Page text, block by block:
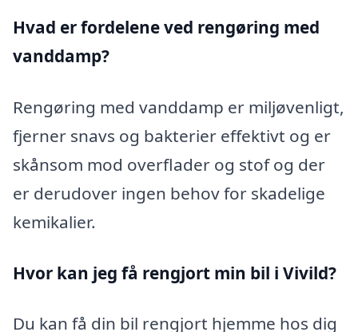
Hvad er fordelene ved rengøring med
vanddamp?
Rengøring med vanddamp er miljøvenligt,
fjerner snavs og bakterier effektivt og er
skånsom mod overflader og stof og der
er derudover ingen behov for skadelige
kemikalier.
Hvor kan jeg få rengjort min bil i Vivild?
Du kan få din bil rengjort hjemme hos dig